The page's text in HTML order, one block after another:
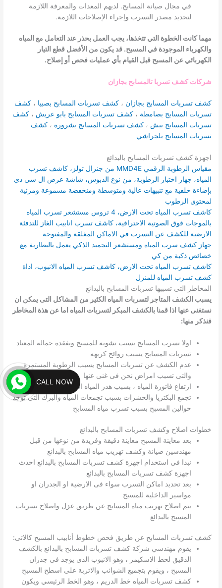
في مجال صيانة المسابح. لديهم المعدات والمعرفة اللازمة
لتحديد مصدر التسرب وإجراء الإصلاحات اللازمة.
مهما كانت الخطوة التي تتخذها، يجب العمل بحذر عند التعامل مع المياه
والكهرباء الموجودة في المسبح. قد يكون من الأفضل قطع التيار
الكهربائي عن المسبح قبل القيام بأي عمليات فحص أو إصلاح.
شركات كشف تسربا تالمسابح بجازان
كشف تسربات المسابح بجازان ،كشف تسربات المسابح بصبيا ،كشف
تسربات المسابح بصامطة ،كشف تسربات المسابح بابو عريش ،كشف
تسربات المسابح بيش ،كشف تسربات المسابح بشرورة ،كشف
تسربات المسابح بلجراشي
اجهزة كشف تسربات المسابح بالبدائع
مقياس الرطوبة الرقمي MMD4E من جنرال تولز، كاشف تسرب
المياه، جهاز اختبار الرطوبة، من نوع الدبوس، شاشة عرض ال سي دي
بإضاءة خلفية مع تنبيهات عالية ومتوسطة ومنخفضة مسموعة ومرئية
لمحتوى الرطوب
كاشف تسرب المياه تحت الارض، 4 تروس مستشعر تسرب المياه
بالموجات فوق الصوتية الاحترافية، كاشف تسرب انابيب الغاز للتدفئة
الارضية للكشف عن التسرب في الاماكن المغلقة والمفتوحة
جهاز كشف سرب المياه ومستشعر التجميد الذكي يعمل بالبطارية مع
خصائص ذكية من كي
كاشف تسرب المياه تحت الارض، كاشف تسرب المياه الانبوب، اداة
كشف تسرب المياه للمنزل
المخاطر التى تسببها تسربات المسابح بالبدائع
يسبب الكشف المتاجر لتسربات المياه الكثير من المشاكل التى يمكن ان
نستغنى عنها اذا قمنا بالكشف المبكر لتسربات المياه اما عن هذة المخاطر
فنذكر منها:
اولا تسرب المسابح يسبب تشوية للمسبح ويفقدة جمالة المعتاد
تسربات المسابح يسبب روائح كريهه
عدم الكشف عن تسربات المسابح يسبب الرطوبة المستمرة
والتى تسبب امراض نحن فى غنى عنها
ارتفاع فاتورة المياه ، بسبب هدر المياه المستمر
تجمع البكتريا والحشرات بسبب تجمعات المياه والبرك التى توجد
حوالين المسبح بسبب تسرب مياه المسابح
خطوات اصلاح وكشف تسربات المسابح بالبدائع
بعد معاينة المسبح معاينة دقيقة وفريدة من نوعها من قبل
مهندسين صيانة وكشف تهريب مياه المسابح بالبدائع
نبدا فى استخدام اجهزة كشف تسربات المسابح بالبدائع احدث
اجهزة كشف تسربات المسابح بالبدائع
بعد تحديد اماكن التسرب سواء فى الارضية او الجدران او
مواسير الداخلية للمسبح
يتم اصلاح تهريب مياه المسابح عن طريق عزل واصلاح تسربات
المسبح بالبدائع
كشف تسربات المسابح عن طريق فحص خطوط أنابيب المسبح كالاتى:
يقوم مهندسي شركة كشف تسربات المسابح بالبدائع بالكشف
الدقيق لخط الاسكيمر ، وهو الانبوب الذى يوجد فى جدران
المسبح ، ويقوم بتجميع الشوائب والاتربة على اسطح المسبح
كشف تسربات المياه خط الدريم ، وهو الخط الرئيسي ويكون
CALL NOW